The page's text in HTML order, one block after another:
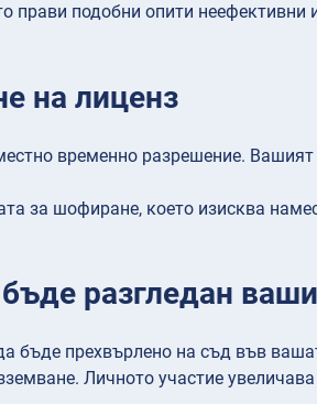
прави подобни опити неефективни
на лиценз
временно разрешение. Вашият
за шофиране, което изисква
разгледан
бъде прехвърлено на съд във
Личното участие